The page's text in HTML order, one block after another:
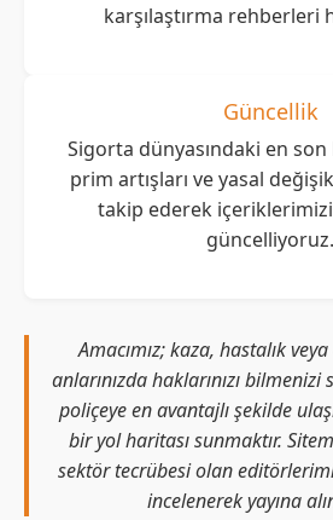
karşılaştırma rehberleri
Güncellik
Sigorta dünyasındaki en
prim artışları ve yasal
takip ederek
güncelliyoruz.
Amacımız; kaza, hastalık
anlarınızda haklarınızı
poliçeye en avantajlı şekilde
bir yol haritası sunmaktır.
sektör tecrübesi olan
incelenerek yayına